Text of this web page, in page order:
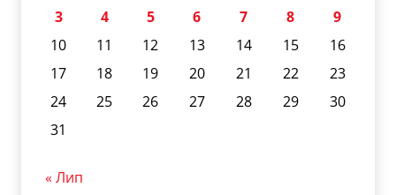
3
4 5 6 7 8
9
10
11 12 13 14 15
16
17
18 19 20 21 22
23
24
25 26 27 28 29
30
31
« Лип